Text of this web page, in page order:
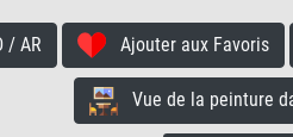
/ AR Ajouter aux Favoris
Vue de la peinture